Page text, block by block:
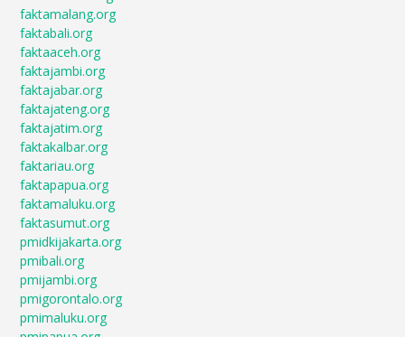
faktamalang.org
faktabali.org
faktaaceh.org
faktajambi.org
faktajabar.org
faktajateng.org
faktajatim.org
faktakalbar.org
faktariau.org
faktapapua.org
faktamaluku.org
faktasumut.org
pmidkijakarta.org
pmibali.org
pmijambi.org
pmigorontalo.org
pmimaluku.org